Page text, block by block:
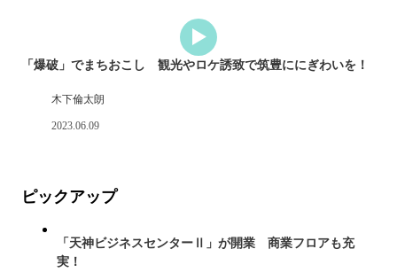
「爆破」でまちおこし 観光やロケ誘致で筑豊ににぎわいを！
木下倫太朗
2023.06.09
ピックアップ
「天神ビジネスセンターⅡ」が開業 商業フロアも充
実！